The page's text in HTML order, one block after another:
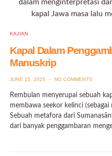
KAJIAN
Kapal Dalam
Manuskrip
POSTED
JUNE 15, 2025 NO COMMENTS
Rembulan menyerupai sebuah
membawa seekor kelinci
Sebuah metafora dari
dari banyak penggambaran